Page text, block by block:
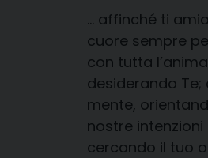
… affinché ti
cuore sempre
con tutta
desiderando
mente,
nostre
cercando il tuo